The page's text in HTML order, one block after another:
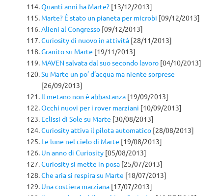
Quanti anni ha Marte? [13/12/2013]
Marte? È stato un pianeta per microbi [09/12/2013]
Alieni al Congresso [09/12/2013]
Curiosity di nuovo in attività [28/11/2013]
Granito su Marte [19/11/2013]
MAVEN salvata dal suo secondo lavoro [04/10/2013]
Su Marte un po’ d’acqua ma niente sorprese
[26/09/2013]
Il metano non è abbastanza [19/09/2013]
Occhi nuovi per i rover marziani [10/09/2013]
Eclissi di Sole su Marte [30/08/2013]
Curiosity attiva il pilota automatico [28/08/2013]
Le lune nel cielo di Marte [19/08/2013]
Un anno di Curiosity [05/08/2013]
Curiosity si mette in posa [25/07/2013]
Che aria si respira su Marte [18/07/2013]
Una costiera marziana [17/07/2013]